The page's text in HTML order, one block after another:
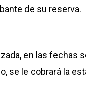
de su reserva.
en las fechas
se le cobrará la